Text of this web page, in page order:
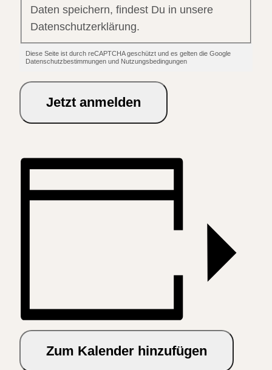
Daten speichern, findest Du in unsere
Datenschutzerklärung.
Diese Seite ist durch reCAPTCHA geschützt und es gelten die Google
Datenschutzbestimmungen und Nutzungsbedingungen
Jetzt anmelden
Zum Kalender hinzufügen